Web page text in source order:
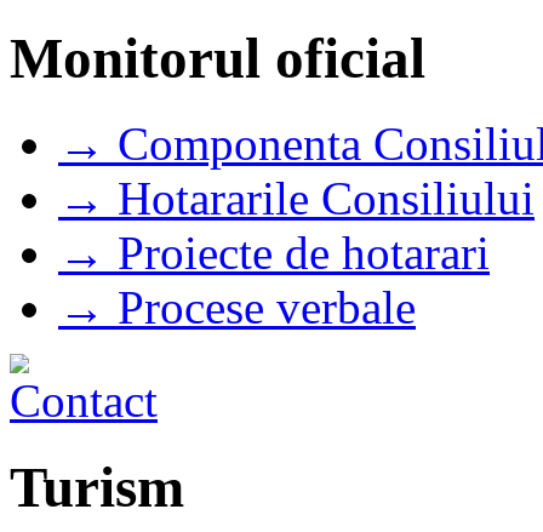
Monitorul oficial
→ Componenta
→ Hotararile Consiliului
→ Proiecte de hotarari
→ Procese verbale
Turism